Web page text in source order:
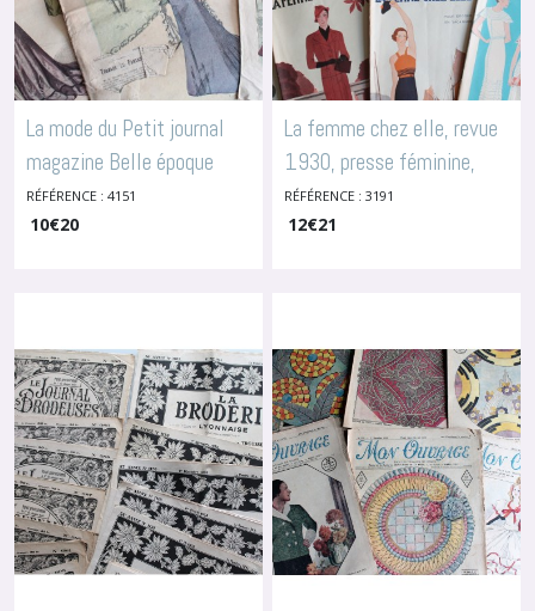
La mode du Petit journal
magazine Belle époque
1903 1904 1907, 4151
-Revues De Mode Anciennes
RÉFÉRENCE : 4151
10€20
La femme chez elle, revue
1930, presse féminine,
affiche art déco, 3191
-Revues De Mode Anciennes
RÉFÉRENCE : 3191
12€21